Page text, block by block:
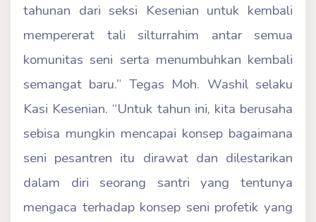
tahunan dari seksi Kesenian untuk kembali
mempererat tali silturrahim antar semua
komunitas seni serta menumbuhkan kembali
semangat baru.” Tegas Moh. Washil selaku
Kasi Kesenian. “Untuk tahun ini, kita berusaha
sebisa mungkin mencapai konsep bagaimana
seni pesantren itu dirawat dan dilestarikan
dalam diri seorang santri yang tentunya
mengaca terhadap konsep seni profetik yang